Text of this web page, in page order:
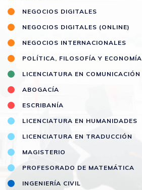
NEGOCIOS DIGITALES
NEGOCIOS DIGITALES (ONLINE)
NEGOCIOS INTERNACIONALES
POLÍTICA, FILOSOFÍA Y ECONOMÍA
LICENCIATURA EN COMUNICACIÓN
ABOGACÍA
ESCRIBANÍA
LICENCIATURA EN HUMANIDADES
LICENCIATURA EN TRADUCCIÓN
MAGISTERIO
PROFESORADO DE MATEMÁTICA
INGENIERÍA CIVIL